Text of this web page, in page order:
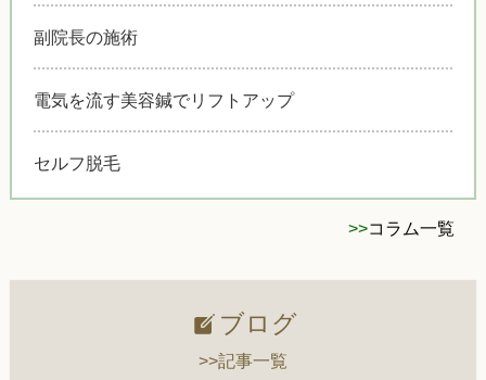
副院長の施術
電気を流す美容鍼でリフトアップ
セルフ脱毛
>>コラム一覧
ブログ
>>記事一覧